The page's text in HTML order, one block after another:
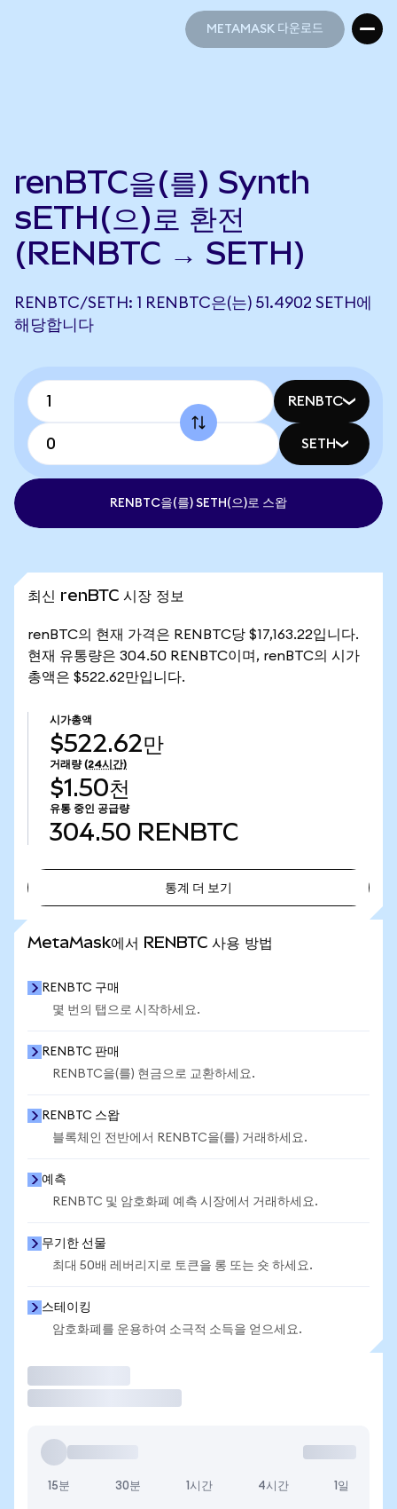
METAMASK 다운로드
renBTC을(를) Synth
sETH(으)로 환전
(RENBTC → SETH)
RENBTC/SETH: 1 RENBTC은(는) 51.4902 SETH에
해당합니다
RENBTC
SETH
RENBTC을(를) SETH(으)로 스왑
최신 renBTC 시장 정보
renBTC의 현재 가격은 RENBTC당 $17,163.22입니다.
현재 유통량은 304.50 RENBTC이며, renBTC의 시가
총액은 $522.62만입니다.
시가총액
$522.62만
거래량 (24시간)
$1.50천
유통 중인 공급량
304.50 RENBTC
통계 더 보기
MetaMask에서 RENBTC 사용 방법
RENBTC 구매
몇 번의 탭으로 시작하세요.
RENBTC 판매
RENBTC을(를) 현금으로 교환하세요.
RENBTC 스왑
블록체인 전반에서 RENBTC을(를) 거래하세요.
예측
RENBTC 및 암호화폐 예측 시장에서 거래하세요.
무기한 선물
최대 50배 레버리지로 토큰을 롱 또는 숏 하세요.
스테이킹
암호화폐를 운용하여 소극적 소득을 얻으세요.
15분 30분 1시간 4시간 1일